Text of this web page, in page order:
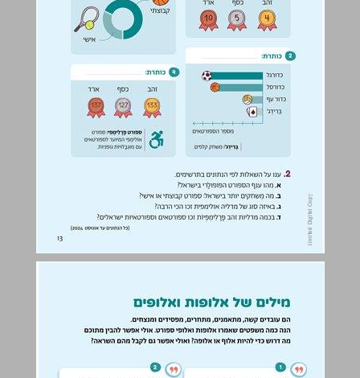
מילים של אלופות ואלופים ... 14